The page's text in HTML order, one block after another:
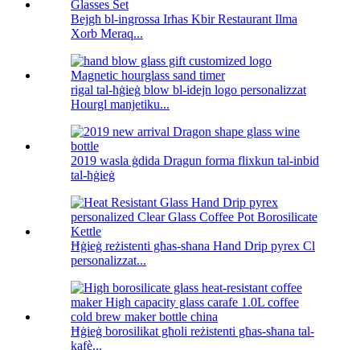
Bejgħ bl-ingrossa Irħas Kbir Restaurant Ilma
Xorb Meraq...
rigal tal-ħġieġ blow bl-idejn logo personalizzat
Hourgl manjetiku...
2019 wasla ġdida Dragun forma flixkun tal-inbid
tal-ħġieġ
Ħġieġ reżistenti għas-sħana Hand Drip pyrex Cl
personalizzat...
Ħġieġ borosilikat għoli reżistenti għas-sħana tal-
kafè...